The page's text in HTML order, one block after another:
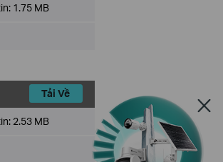
1.75 MB
Tải Về
2.53 MB